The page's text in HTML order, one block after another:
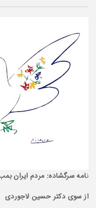
نامه سرگشاده: مردم ایران
از سوی دکتر حسین لاجوردی